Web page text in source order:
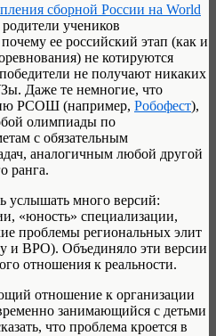
сборной России на World
учеников
ее российский этап (как и
не котируются
не получают никаких
Даже те немногие, что
РСОШ (например, Робофест),
олимпиады по
с обязательным
аналогичным любой другой
ранга.
услышать много версий:
«юность» специализации,
проблемы региональных элит
и ВРО). Объединяло эти версии
отношения к реальности.
отношение к организации
занимающийся с детьми
что проблема кроется в